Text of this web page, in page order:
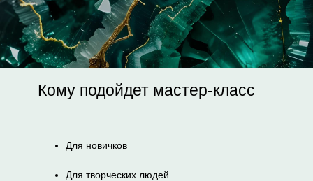
Кому подойдет мастер-класс
Для новичков
Для творческих людей